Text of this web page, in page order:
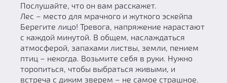
Послушайте, что он вам расскажет.
Лес – место для мрачного и жуткого эскейпа
Берегите лицо! Тревога, напряжение нарастают
с каждой минутой. В общем, наслаждаться
атмосферой, запахами листвы, земли, пением
птиц – некогда. Возьмите себя в руки. Нужно
торопиться, чтобы выбраться живыми, и
встреча с диким зверем – не самое страшное.